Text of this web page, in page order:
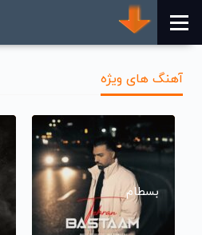
آهنگ های ویژه
بسطام